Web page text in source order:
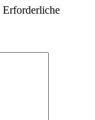
Erforderliche